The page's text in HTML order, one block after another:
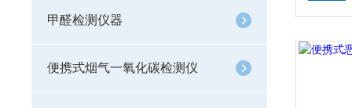
甲醛检测仪器
便携式烟气一氧化碳检测仪